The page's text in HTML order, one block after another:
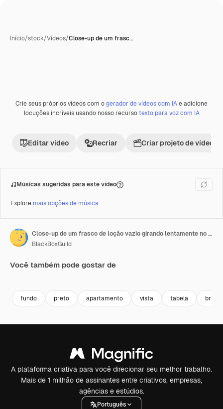
Início/stock/Vídeos/Close-up de um frasc…
Premium
Crie seus próprios vídeos com ogerador de vídeos com IAe adicione
locuções incríveis usando nosso recursotexto para voz com IA
Editar vídeo Recriar Criar projeto de vídeo
Músicas sugeridas para este vídeo
Explore mais opções de música
Close-up de um frasco de loção vazio girando lentamente no centro, em tomada estática.
BlackBoxGuild
Você também pode gostar de
fundo preto apartamento vista tabela
A plataforma criativa para você direcionar seu melhor trabalho.
Mais de 1 milhão de assinantes entre criativos, empresas,
agências e estúdios.
Português